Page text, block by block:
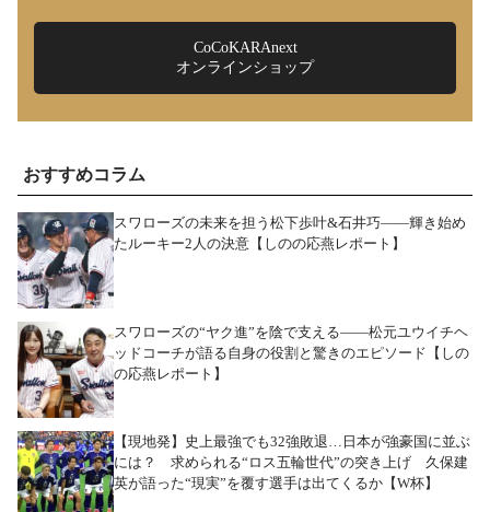
CoCoKARAnext
オンラインショップ
おすすめコラム
スワローズの未来を担う松下歩叶&石井巧――輝き始め
たルーキー2人の決意【しのの応燕レポート】
スワローズの“ヤク進”を陰で支える――松元ユウイチヘ
ッドコーチが語る自身の役割と驚きのエピソード【しの
の応燕レポート】
【現地発】史上最強でも32強敗退…日本が強豪国に並ぶ
には？ 求められる“ロス五輪世代”の突き上げ 久保建
英が語った“現実”を覆す選手は出てくるか【W杯】